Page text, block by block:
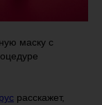
маску с
расскажет,